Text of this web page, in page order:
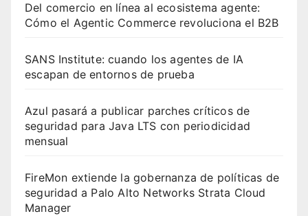
Del comercio en línea al ecosistema agente:
Cómo el Agentic Commerce revoluciona el B2B
SANS Institute: cuando los agentes de IA
escapan de entornos de prueba
Azul pasará a publicar parches críticos de
seguridad para Java LTS con periodicidad
mensual
FireMon extiende la gobernanza de políticas de
seguridad a Palo Alto Networks Strata Cloud
Manager